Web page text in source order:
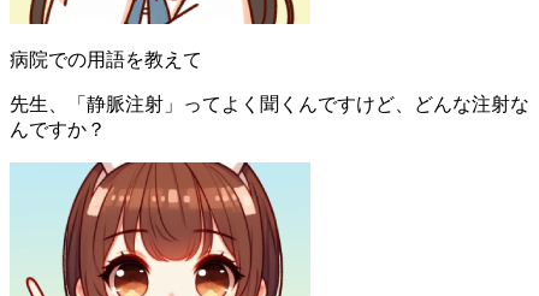
病院での用語を教えて
先生、「静脈注射」ってよく聞くんですけど、どんな注射な
んですか？